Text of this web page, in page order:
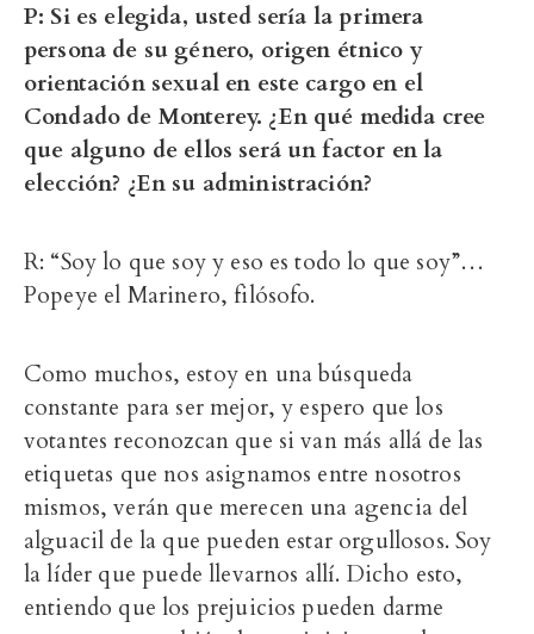
P: Si es elegida, usted sería la primera
persona de su género, origen étnico y
orientación sexual en este cargo en el
Condado de Monterey. ¿En qué medida cree
que alguno de ellos será un factor en la
elección? ¿En su administración?
R: “Soy lo que soy y eso es todo lo que soy”…
Popeye el Marinero, filósofo.
Como muchos, estoy en una búsqueda
constante para ser mejor, y espero que los
votantes reconozcan que si van más allá de las
etiquetas que nos asignamos entre nosotros
mismos, verán que merecen una agencia del
alguacil de la que pueden estar orgullosos. Soy
la líder que puede llevarnos allí. Dicho esto,
entiendo que los prejuicios pueden darme